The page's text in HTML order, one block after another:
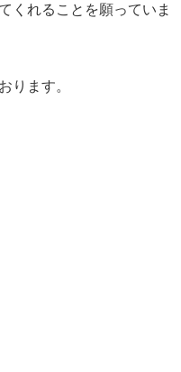
くれることを願っていま
ります。